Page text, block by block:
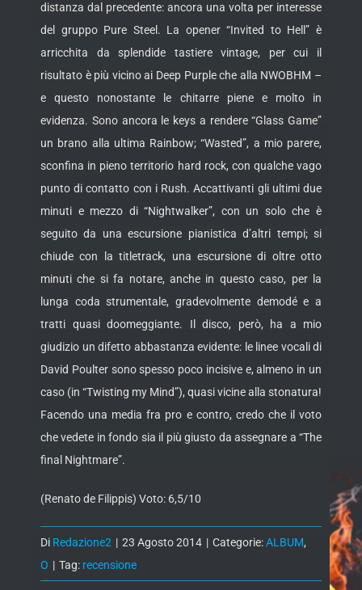
distanza dal precedente: ancora una volta per interesse
del gruppo Pure Steel. La opener “Invited to Hell” è
arricchita da splendide tastiere vintage, per cui il
risultato è più vicino ai Deep Purple che alla NWOBHM –
e questo nonostante le chitarre piene e molto in
evidenza. Sono ancora le keys a rendere “Glass Game”
un brano alla ultima Rainbow; “Wasted”, a mio parere,
sconfina in pieno territorio hard rock, con qualche vago
punto di contatto con i Rush. Accattivanti gli ultimi due
minuti e mezzo di “Nightwalker”, con un solo che è
seguito da una escursione pianistica d’altri tempi; si
chiude con la titletrack, una escursione di oltre otto
minuti che si fa notare, anche in questo caso, per la
lunga coda strumentale, gradevolmente demodé e a
tratti quasi doomeggiante. Il disco, però, ha a mio
giudizio un difetto abbastanza evidente: le linee vocali di
David Poulter sono spesso poco incisive e, almeno in un
caso (in “Twisting my Mind”), quasi vicine alla stonatura!
Facendo una media fra pro e contro, credo che il voto
che vedete in fondo sia il più giusto da assegnare a “The
final Nightmare”.
(Renato de Filippis) Voto: 6,5/10
Di Redazione2 | 23 Agosto 2014 | Categorie:ALBUM,
O | Tag: recensione